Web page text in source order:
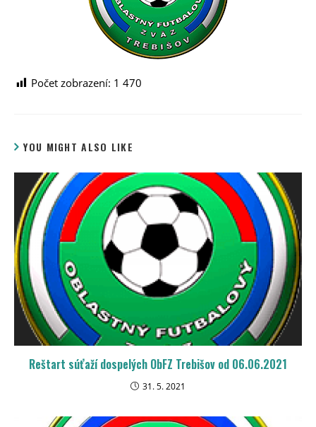
Počet zobrazení: 1 470
YOU MIGHT ALSO LIKE
Reštart súťaží dospelých ObFZ Trebišov od 06.06.2021
31. 5. 2021